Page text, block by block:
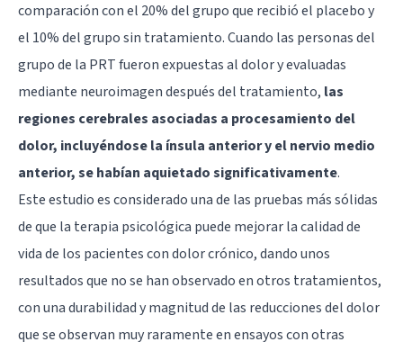
comparación con el 20% del grupo que recibió el placebo y
el 10% del grupo sin tratamiento. Cuando las personas del
grupo de la PRT fueron expuestas al dolor y evaluadas
mediante neuroimagen después del tratamiento, las
regiones cerebrales asociadas a procesamiento del
dolor, incluyéndose la ínsula anterior y el nervio medio
anterior, se habían aquietado significativamente.
Este estudio es considerado una de las pruebas más sólidas
de que la terapia psicológica puede mejorar la calidad de
vida de los pacientes con dolor crónico, dando unos
resultados que no se han observado en otros tratamientos,
con una durabilidad y magnitud de las reducciones del dolor
que se observan muy raramente en ensayos con otras